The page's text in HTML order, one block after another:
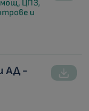
ЦПЗ,
и
АД -